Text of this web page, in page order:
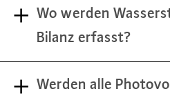
Wo werden
Bilanz erfasst?
Werden alle